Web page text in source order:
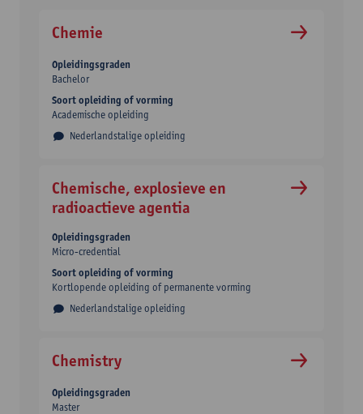
Chemie
Nederlandstalige opleiding
Opleidingsgraden
Bachelor
Soort opleiding of vorming
Academische opleiding
Chemische, explosieve en
radioactieve agentia
Nederlandstalige opleiding
Opleidingsgraden
Micro-credential
Soort opleiding of vorming
Kortlopende opleiding of permanente vorming
Chemistry
Opleidingsgraden
Master